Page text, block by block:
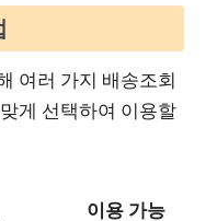
여러 가지 배송조회
게 선택하여 이용할
이용 가능